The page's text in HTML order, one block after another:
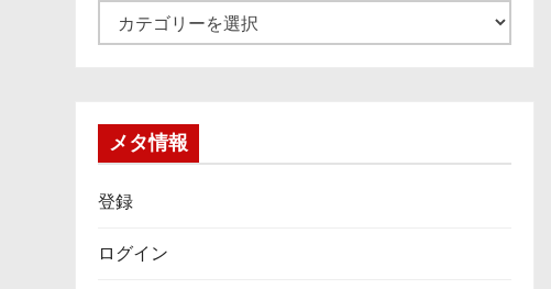
テ
メタ情報
登録
ログイン